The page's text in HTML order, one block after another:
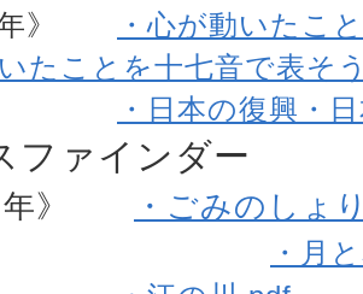
年》
・心が動いたこ
たことを十七音で表そ
・日本の復興・
ファインダー
年》
・ごみのしょ
・月